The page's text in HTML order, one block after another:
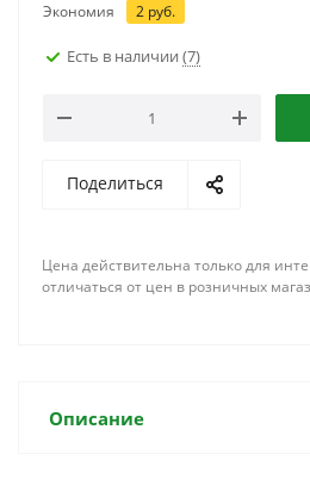
Экономия 2 руб.
Есть в наличии (7)
Поделиться
Цена действительна только для
отличаться от цен в розничных
Описание